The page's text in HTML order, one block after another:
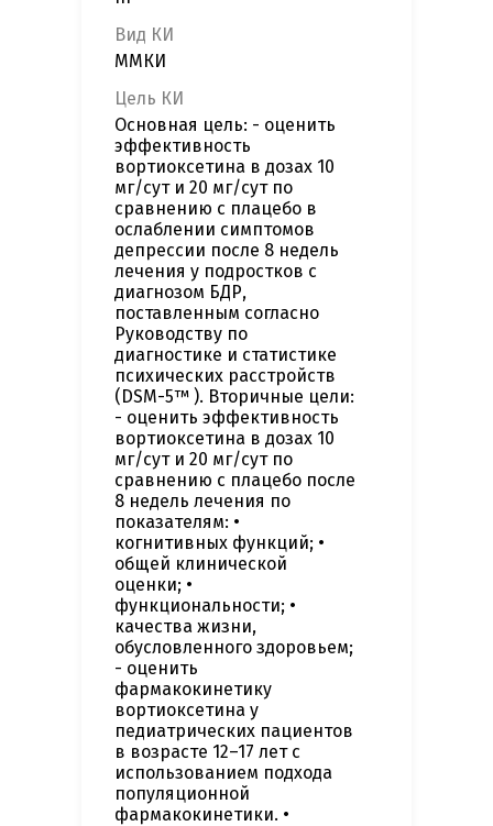
Вид КИ
ММКИ
Цель КИ
Основная цель: - оценить
эффективность
вортиоксетина в дозах 10
мг/сут и 20 мг/сут по
сравнению с плацебо в
ослаблении симптомов
депрессии после 8 недель
лечения у подростков с
диагнозом БДР,
поставленным согласно
Руководству по
диагностике и статистике
психических расстройств
(DSM-5™ ). Вторичные цели:
- оценить эффективность
вортиоксетина в дозах 10
мг/сут и 20 мг/сут по
сравнению с плацебо после
8 недель лечения по
показателям: •
когнитивных функций; •
общей клинической
оценки; •
функциональности; •
качества жизни,
обусловленного здоровьем;
- оценить
фармакокинетику
вортиоксетина у
педиатрических пациентов
в возрасте 12–17 лет с
использованием подхода
популяционной
фармакокинетики. •